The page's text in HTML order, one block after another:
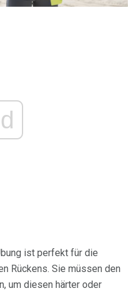
ist perfekt für die
Rückens. Sie müssen den
um diesen härter oder